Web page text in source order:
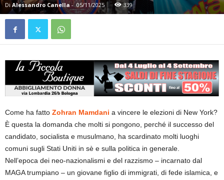
Di Alessandro Canella - 05/11/2025 339
Come ha fatto Zohran Mamdani a vincere le elezioni di New York?
È questa la domanda che molti si pongono, perché il successo del
candidato, socialista e musulmano, ha scardinato molti luoghi
comuni sugli Stati Uniti in sè e sulla politica in generale.
Nell’epoca dei neo-nazionalismi e del razzismo – incarnato dal
MAGA trumpiano – un giovane figlio di immigrati, di fede islamica, e